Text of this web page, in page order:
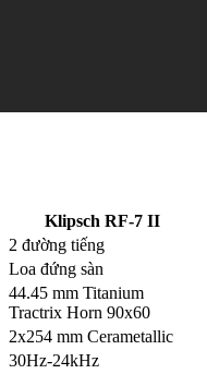
Klipsch RF-7 II
2 đường tiếng
Loa đứng sàn
44.45 mm Titanium
Tractrix Horn 90x60
2x254 mm Cerametallic
30Hz-24kHz